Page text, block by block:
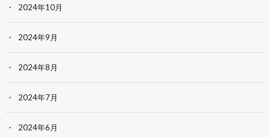
2024年10月
2024年9月
2024年8月
2024年7月
2024年6月